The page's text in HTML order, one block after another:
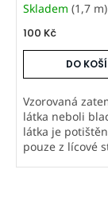
Skladem (1,7 m)
100 Kč
DO
Vzorovaná
látka neboli
látka je
pouze z lícové